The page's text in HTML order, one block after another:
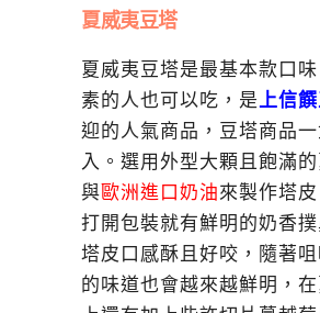
夏威夷豆塔
夏威夷豆塔是最基本款口
素的人也可以吃，是 上信
迎的人氣商品，豆塔商品
入。選用外型大顆且飽滿
與 歐洲進口奶油來製作塔
打開包裝就有鮮明的奶香撲
塔皮口感酥且好咬，隨著
的味道也會越來越鮮明，